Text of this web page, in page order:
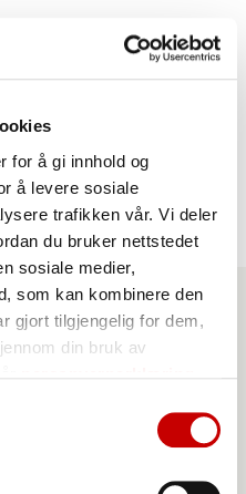
for å gi innhold og
å levere sosiale
trafikken vår. Vi deler
du bruker nettstedet
sosiale medier,
som kan kombinere den
gjort tilgjengelig for dem,
din bruk av
benytte